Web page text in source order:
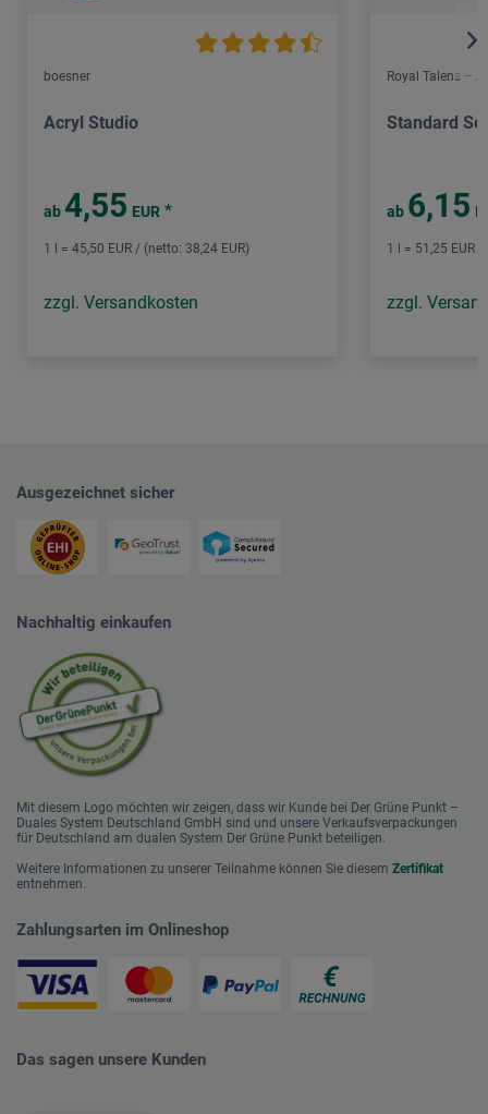
boesner
Acryl Studio
ab 4,55 EUR *
1 l = 45,50 EUR / (netto: 38,24 EUR)
zzgl. Versandkosten
Royal Talens –
Standard
ab 6,15
1 l = 51,25 EUR
zzgl.
Ausgezeichnet sicher
Nachhaltig einkaufen
Mit diesem Logo möchten wir zeigen, dass wir Kunde bei Der Grüne Punkt –
Duales System Deutschland GmbH sind und unsere Verkaufsverpackungen
für Deutschland am dualen System Der Grüne Punkt beteiligen.
Weitere Informationen zu unserer Teilnahme können Sie diesem Zertifikat
entnehmen.
Zahlungsarten im Onlineshop
Das sagen unsere Kunden